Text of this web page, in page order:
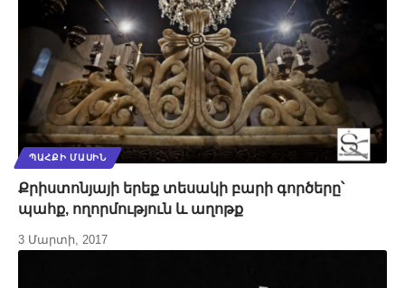
ՊԱՀՔԻ ՄԱՍԻՆ
Քրիստոնյայի երեք տեսակի բարի գործերը՝
պահք, ողորմություն և աղոթք
3 Մարտի, 2017